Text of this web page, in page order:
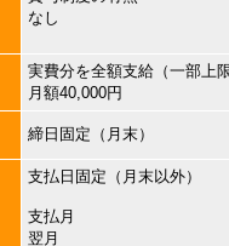
なし
実費分を全額支給（一部上
月額40,000円
締日固定（月末）
支払日固定（月末以外）
支払月
翌月